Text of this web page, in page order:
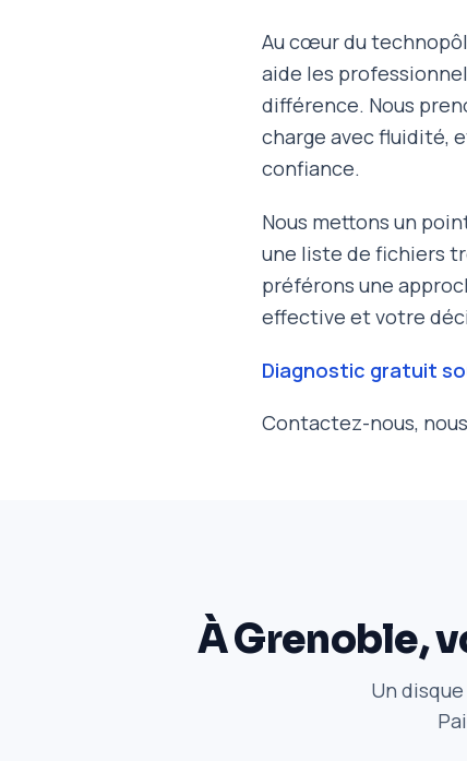
Au cœur du
aide les
différence. Nous
charge avec fluidité,
confiance.
Nous mettons un
une liste de fichiers
préférons une
effective et votre
Diagnostic gratuit
Contactez-nous,
À Grenoble,
Un